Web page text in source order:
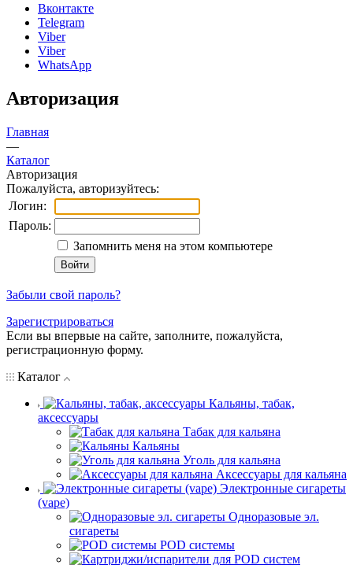
Вконтакте
Telegram
Viber
Viber
WhatsApp
Авторизация
Главная
—
Каталог
Авторизация
Пожалуйста, авторизуйтесь:
Логин:
Пароль:
Запомнить меня на этом компьютере
Забыли свой пароль?
Зарегистрироваться
Если вы впервые на сайте, заполните, пожалуйста,
регистрационную форму.
Каталог
Кальяны, табак,
аксессуары
Табак для кальяна
Кальяны
Уголь для кальяна
Аксессуары для кальяна
Электронные сигареты
(vape)
Одноразовые эл.
сигареты
POD системы